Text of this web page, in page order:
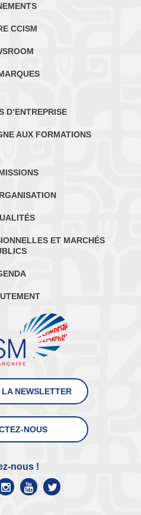
CCISM
D’ENTREPRISE
AUX FORMATIONS
ET MARCHÉS
NEWSLETTER
NOUS
nous !